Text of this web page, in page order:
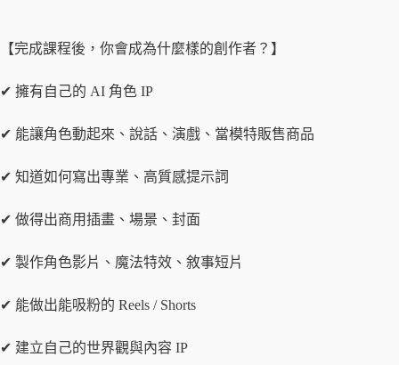
【完成課程後，你會成為什麼樣的創作者？】
✔ 擁有自己的 AI 角色 IP
✔ 能讓角色動起來、說話、演戲、當模特販售商品
✔ 知道如何寫出專業、高質感提示詞
✔ 做得出商用插畫、場景、封面
✔ 製作角色影片、魔法特效、敘事短片
✔ 能做出能吸粉的 Reels / Shorts
✔ 建立自己的世界觀與內容 IP